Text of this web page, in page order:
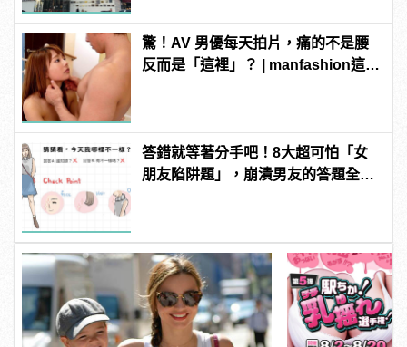
驚！AV 男優每天拍片，痛的不是腰
反而是「這裡」？ | manfashion這樣
答錯就等著分手吧！8大超可怕「女
朋友陷阱題」，崩潰男友的答題全攻